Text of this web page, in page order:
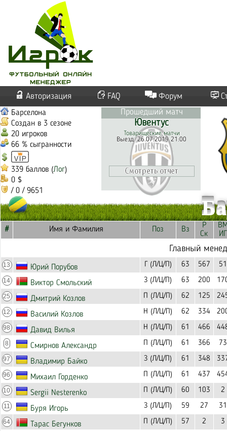
Авторизация FAQ Форум
Барселона
Создан в 3 сезоне
20 игроков
66 % сыгранности
339 баллов (Лог)
0 $
/ 0 / 9651
Прошедший матч
Ювентус
Товарищеские матчи
Выезд. 26.07.2019 21:00
# Имя и Фамилия Поз Вз
Р
Ск
ИГ
Главный
13 Юрий Порубов Г (Л/Ц/П) 63 567 51
14 Виктор Смольский З (Л/Ц/П) 63 200
25 Дмитрий Козлов П (Л/Ц/П) 62 125
12 Василий Козлов Н (Л/Ц/П) 62 334
98 Давид Вилья Н (Л/Ц/П) 61 466
8 Смирнов Александр П (Л/Ц/П) 61 366 73
97 Владимир Байко З (Л/Ц/П) 61 348
96 Михаил Горденко П (Л/Ц/П) 61 437
10 Sergii Nesterenko П (Л/Ц/П) 60 103 2
11 Буря Игорь З (Л/Ц/П) 59 27 31
64 Тарас Бегунков П (Л/Ц/П) 57 2 3